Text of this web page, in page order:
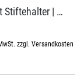
Stiftehalter | …
zzgl. Versandkosten